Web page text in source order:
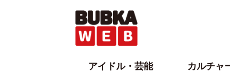
アイドル・芸能 カルチャ